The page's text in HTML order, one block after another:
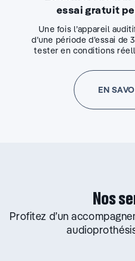
essai gratuit
Une fois l’appareil
d’une période d’essai de
tester en conditions
EN
Nos
Profitez d’un